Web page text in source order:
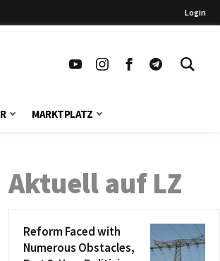
Login
MARKTPLATZ
Aktuell auf LZ
Reform Faced with
Numerous Obstacles,